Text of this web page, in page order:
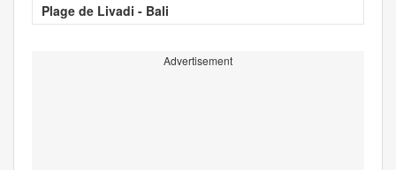
Plage de Livadi - Bali
Advertisement